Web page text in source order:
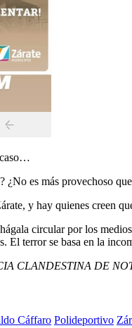
¿No es más provechoso
y hay quienes creen
circular por los
El terror se basa en la
CLANDESTINA DE
Cáffaro Polideportivo